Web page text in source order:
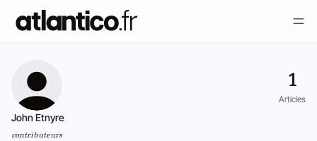
1
Articles
John Etnyre
contributeurs